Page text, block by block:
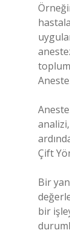
Çift
Bir
bir